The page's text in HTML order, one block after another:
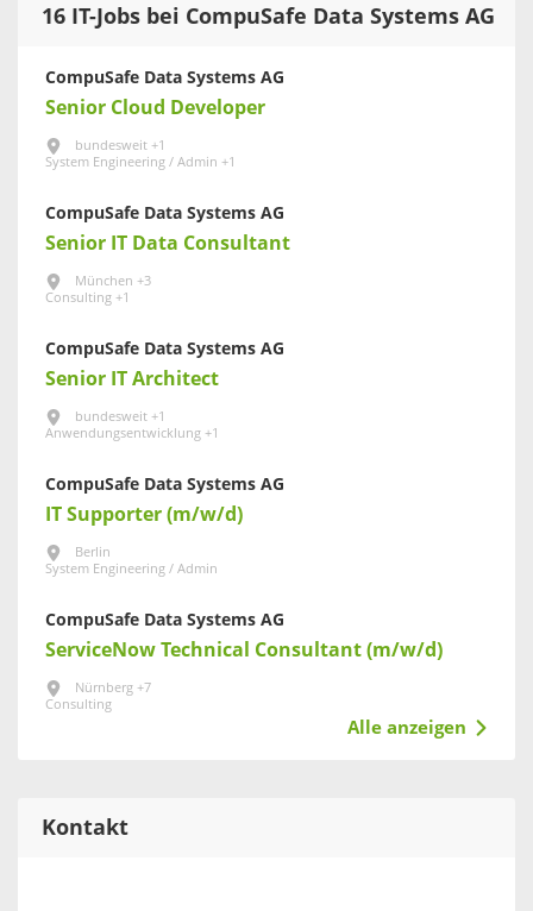
16 IT-Jobs bei CompuSafe Data Systems AG
CompuSafe Data Systems AG
Senior Cloud Developer
bundesweit +1
System Engineering / Admin +1
CompuSafe Data Systems AG
Senior IT Data Consultant
München +3
Consulting +1
CompuSafe Data Systems AG
Senior IT Architect
bundesweit +1
Anwendungsentwicklung +1
CompuSafe Data Systems AG
IT Supporter (m/w/d)
Berlin
System Engineering / Admin
CompuSafe Data Systems AG
ServiceNow Technical Consultant (m/w/d)
Nürnberg +7
Consulting
Alle anzeigen
Kontakt